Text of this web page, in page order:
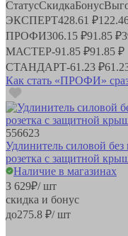
СтатусСкидкаБонус
ЭКСПЕРТ428.61 ₽
ПРОФИ306.15 ₽91.85 ₽
МАСТЕР-91.85 ₽91.85 ₽
СТАНДАРТ-61.23 ₽
Как стать «ПРОФИ»
556623
Удлинитель силовой
розетка с защитной
Наличие в магазинах
3 629₽/ шт
скидка и бонус
до275.8 ₽/ шт